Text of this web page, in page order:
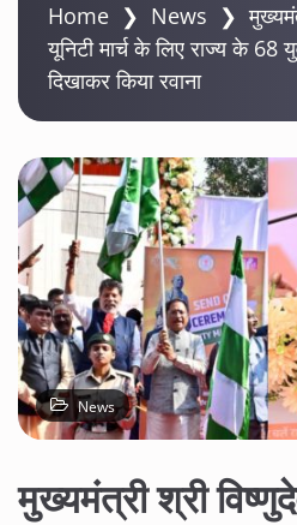
Home ❯ News ❯
यूनिटी मार्च के लिए राज्य के
दिखाकर किया रवाना
News
मुख्यमंत्री श्री